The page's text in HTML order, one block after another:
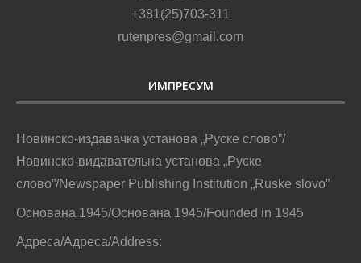
+381(25)703-311
rutenpres@gmail.com
ИМПРЕСУМ
Новинско-издавачка установа „Руске слово”/
Новинско-видавательна установа „Руске
слово”/Newspaper Publishing Institution „Ruske slovo”
Основана 1945/Основана 1945/Founded in 1945
Адреса/Адреса/Address: